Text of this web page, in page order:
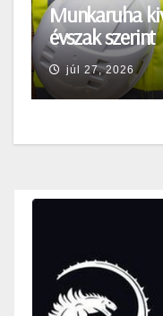
Munkaruha
évszak szerint
júl 27, 2026